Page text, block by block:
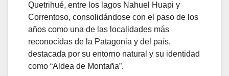
Quetrihué, entre los lagos Nahuel Huapi y
Correntoso, consolidándose con el paso de los
años como una de las localidades más
reconocidas de la Patagonia y del país,
destacada por su entorno natural y su identidad
como “Aldea de Montaña”.